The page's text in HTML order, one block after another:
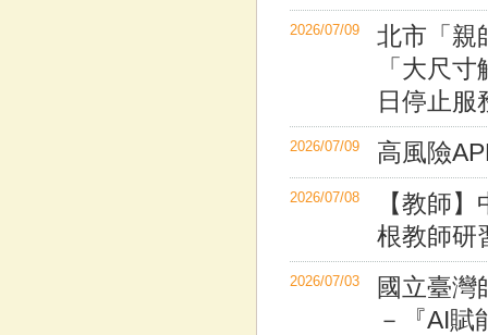
2026/07/09
北市「親
「大尺
日停止服
2026/07/09 高風險
2026/07/08
【教師
根教師研
2026/07/03
國立臺灣
－『AI賦